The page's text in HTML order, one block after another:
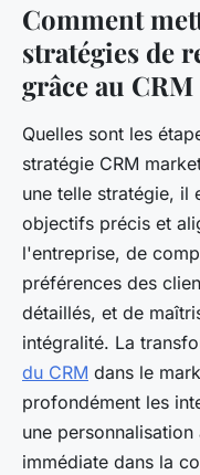
Comment
stratégies de
grâce au CRM
Quelles sont les
stratégie CRM
une telle stratégie, il
objectifs précis et
l'entreprise, de
préférences des
détaillés, et de
intégralité. La
du CRM dans le
profondément les
une
immédiate dans la